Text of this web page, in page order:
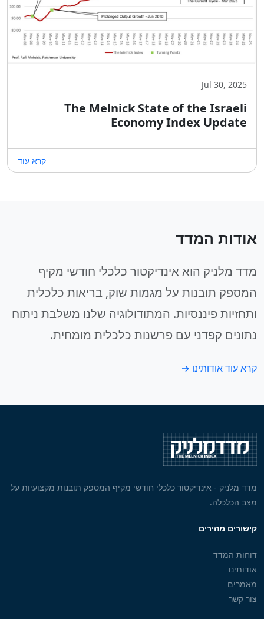
Jul 30, 2025
The Melnick State of the Israeli
Economy Index Update
קרא עוד
אודות המדד
מדד מלניק הוא אינדיקטור כלכלי חודשי מקיף
המספק תובנות על מגמות שוק, בריאות כלכלית
ותחזיות פיננסיות. המתודולוגיה שלנו משלבת ניתוח
נתונים קפדני עם פרשנות כלכלית מומחית.
קרא עוד אודותינו →
מדד מלניק - אינדיקטור כלכלי חודשי מקיף המספק תובנות מקצועיות על
מצב הכלכלה.
קישורים מהירים
דוחות המדד
אודותינו
מאמרים
צור קשר